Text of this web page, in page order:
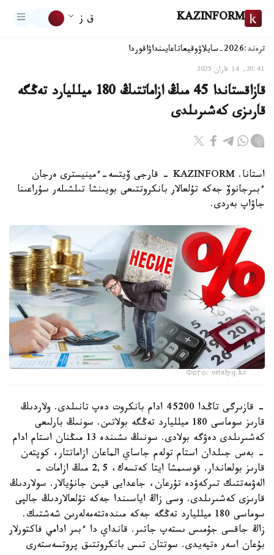
KAZINFORM ق ز
ترەند:2026-سايلاۋ وقيعاتاعايىنداۋاقوردا
20:41, 14 قازان 2025
قازاقستاندا 45 مىڭ ازاماتتىڭ 180 ميلليارد تەڭگە
قارىزى كەشىرىلدى
استانا. KAZINFORM - قارجى ۆيتسە-ءمينيسترى ەرجان
ءبىرجانوۆ جەكە تۇلعالار بانكروتتىعى بويىنشا تىلشىلەر سۇراعىنا
جاۋاپ بەردى.
Фото: ortalyq.kz
- قازىرگى تاڭدا 45200 ادام بانكروت دەپ تانىلدى. ولاردىڭ
قارىز سوماسى 180 ميلليارد تەڭگە بولاتىن. سونىڭ بارلىعى
كەشىرىلدى دەۋگە بولادى. سونىڭ ىشىندە 13 مىڭنان استام ادام
- بەس جىلدان استام تولەم جاساي الماعان ازاماتتار، كوپتەن
قارىز بولعاندار. قوسىمشا ايتا كەتسەك، 2,5 مىڭ ازامات -
الەۋمەتتىك تىركەۋدە تۇرعان، جاعدايى قيىن جانۇيالار. سولاردىڭ
قارىزى كەشىرىلدى. وسى زاڭ اياسىندا جەكە تۇلعالاردىڭ جالپى
سوماسى 180 ميلليارد تەڭگە جەكە مىندەتتەمەلەرىن شەشتىك.
زاڭ جاقسى جۇمىس ىستەپ جاتىر. قانداي دا ءبىر ادامي فاكتورلار
بۇعان اسەر ەتپەيدى. سوتتان تىس بانكروتتىق پروتسەستەرى